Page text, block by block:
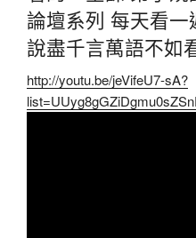
論壇系列 每天看
說盡千言萬語不如
http://youtu.be/jeVifeU7-sA?